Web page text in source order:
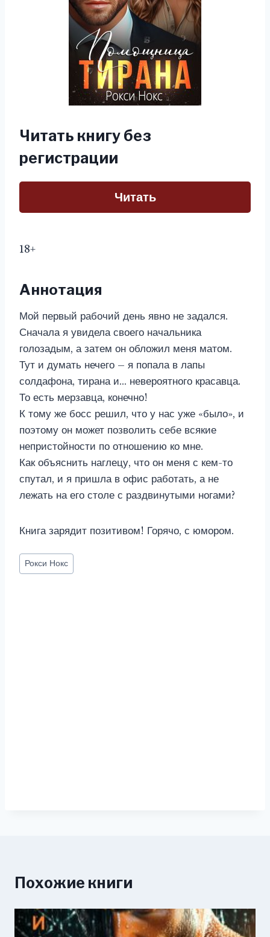
Читать книгу без
регистрации
Читать
18+
Аннотация
Мой первый рабочий день явно не задался.
Сначала я увидела своего начальника
голозадым, а затем он обложил меня матом.
Тут и думать нечего – я попала в лапы
солдафона, тирана и… невероятного красавца.
То есть мерзавца, конечно!
К тому же босс решил, что у нас уже «было», и
поэтому он может позволить себе всякие
непристойности по отношению ко мне.
Как объяснить наглецу, что он меня с кем-то
спутал, и я пришла в офис работать, а не
лежать на его столе с раздвинутыми ногами?
Книга зарядит позитивом! Горячо, с юмором.
Метки
записи:
Рокси Нокс
Похожие книги